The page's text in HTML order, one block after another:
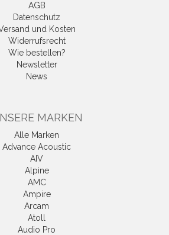
AGB
Datenschutz
und Kosten
Widerrufsrecht
Wie bestellen?
Newsletter
News
MARKEN
Alle Marken
Advance Acoustic
AIV
Alpine
AMC
Ampire
Arcam
Atoll
Audio Pro